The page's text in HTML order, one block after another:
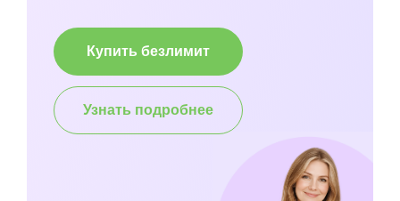
Купить безлимит
Узнать подробнее